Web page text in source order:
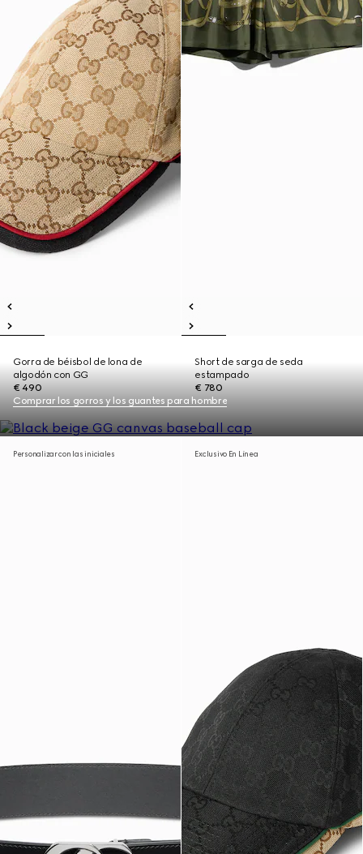
Gorra de béisbol de lona de
algodón con GG
€ 490
Short de sarga de seda
estampado
€ 780
Comprar los gorros y los guantes para hombre
Personalizar con las iniciales Exclusivo En Línea